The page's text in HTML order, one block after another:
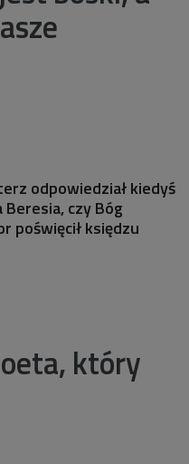
odpowiedział kiedyś
czy Bóg
poświęcił księdzu
który